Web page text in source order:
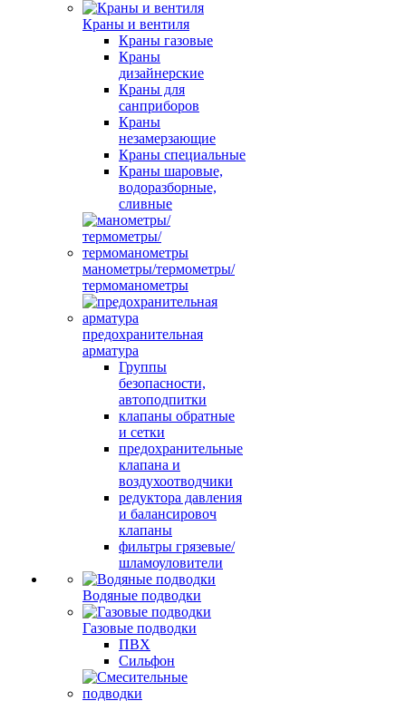
Краны и вентиля
Краны газовые
Краны
дизайнерские
Краны для
санприборов
Краны
незамерзающие
Краны специальные
Краны шаровые,
водоразборные,
сливные
манометры/термометры/
термоманометры
предохранительная
арматура
Группы
безопасности,
автоподпитки
клапаны обратные
и сетки
предохранительные
клапана и
воздухоотводчики
редуктора давления
и балансировоч
клапаны
фильтры грязевые/
шламоуловители
Водяные подводки
Газовые подводки
ПВХ
Сильфон